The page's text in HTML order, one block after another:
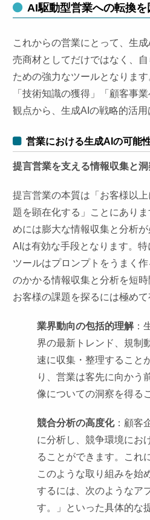
AI駆動型営業への転換を
これからの営業にとって、生
売商材としてだけではなく、
ための強力なツールとなります
「技術知識の獲得」「顧客事
観点から、生成AIの戦略的活用
営業における生成AIの可能
提言営業を支える情報収集と
提言営業の本質は「お客様以
題を顕在化する」ことにあり
めには膨大な情報収集と分析
AIは有効な手段となります。
ツールはプロンプトをうまく
のかかる情報収集と分析を短時
お客様の課題を探るには極めて
業界動向の包括的理解：
界の最新トレンド、規制
速に収集・整理すること
り、営業は客先に向かう
像についての洞察を得る
競合分析の高度化：顧客
に分析し、競争環境にお
ることができます。これ
このような取り組みを始
するには、次のようなア
す。」といった具体的な